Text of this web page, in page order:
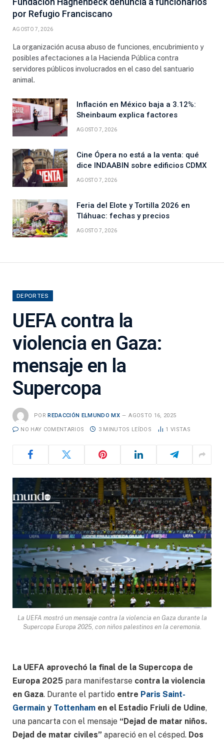
por Refugio Franciscano
AGOSTO 7, 2026
La organización acusa abuso de funciones, encubrimiento y
posibles afectaciones a la Hacienda Pública contra
servidores públicos involucrados en el caso del santuario
animal.
Inflación en México baja a 3.12%:
Sheinbaum explica factores
AGOSTO 7, 2026
Cine Ópera no está a la venta: qué
dice INDAABIN sobre edificios CDMX
AGOSTO 7, 2026
Feria del Elote y Tortilla 2026 en
Tláhuac: fechas y precios
AGOSTO 7, 2026
DEPORTES
UEFA contra la
violencia en Gaza:
mensaje en la
Supercopa
POR REDACCIÓN ELMUNDO MX AGOSTO 16, 2025
NO HAY COMENTARIOS 3 MINUTOS LEÍDOS 1 VISTAS
La UEFA mostró un mensaje contra la violencia en Gaza durante la
Supercopa Europa 2025, con niños palestinos en la ceremonia.
La UEFA aprovechó la final de la Supercopa de
Europa 2025 para manifestarse contra la violencia
en Gaza. Durante el partido entre Paris Saint-
Germain y Tottenham en el Estadio Friuli de Udine,
una pancarta con el mensaje “Dejad de matar niños.
Dejad de matar civiles” apareció en el césped. Dos